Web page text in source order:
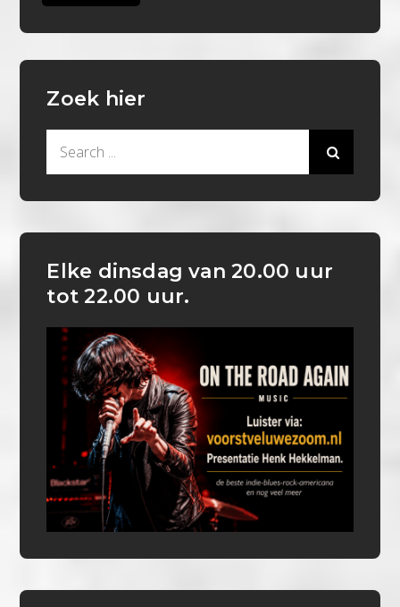
Zoek hier
Search
Elke dinsdag van 20.00 uur
tot 22.00 uur.